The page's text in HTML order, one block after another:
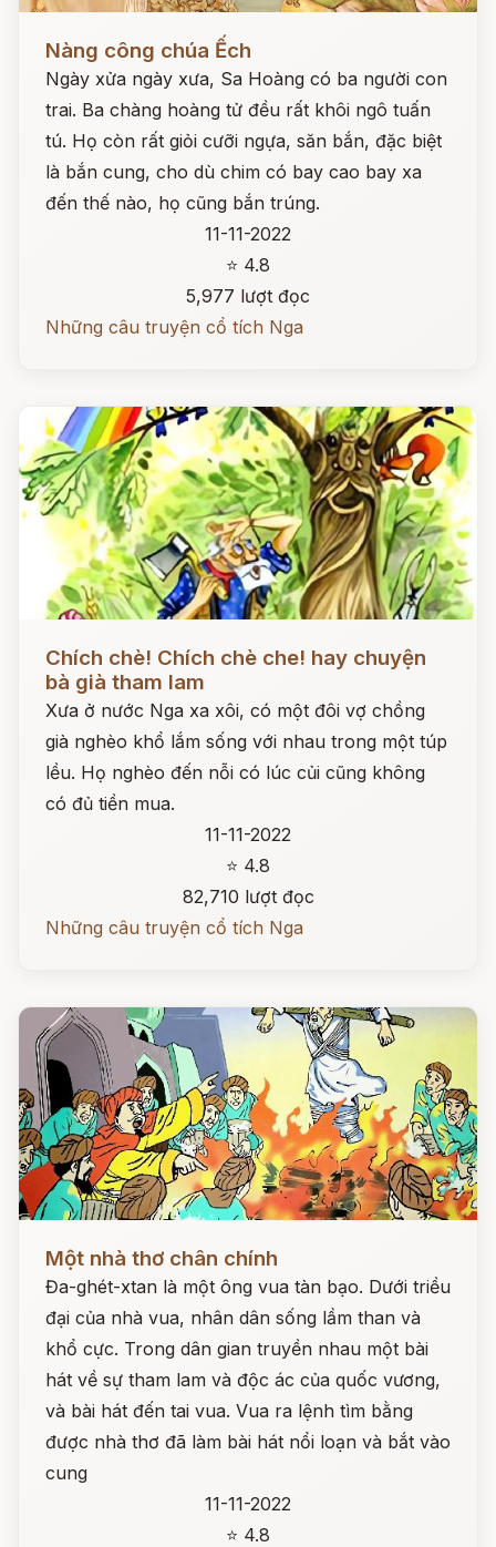
Nàng công chúa Ếch
Ngày xửa ngày xưa, Sa Hoàng có ba người con
trai. Ba chàng hoàng tử đều rất khôi ngô tuấn
tú. Họ còn rất giỏi cưỡi ngựa, săn bắn, đặc biệt
là bắn cung, cho dù chim có bay cao bay xa
đến thế nào, họ cũng bắn trúng.
11-11-2022
⭐ 4.8
5,977 lượt đọc
Những câu truyện cổ tích Nga
Chích chè! Chích chè che! hay chuyện
bà già tham lam
Xưa ở nước Nga xa xôi, có một đôi vợ chồng
già nghèo khổ lắm sống với nhau trong một túp
lều. Họ nghèo đến nỗi có lúc củi cũng không
có đủ tiền mua.
11-11-2022
⭐ 4.8
82,710 lượt đọc
Những câu truyện cổ tích Nga
Một nhà thơ chân chính
Đa-ghét-xtan là một ông vua tàn bạo. Dưới triều
đại của nhà vua, nhân dân sống lầm than và
khổ cực. Trong dân gian truyền nhau một bài
hát về sự tham lam và độc ác của quốc vương,
và bài hát đến tai vua. Vua ra lệnh tìm bằng
được nhà thơ đã làm bài hát nổi loạn và bắt vào
cung
11-11-2022
⭐ 4.8